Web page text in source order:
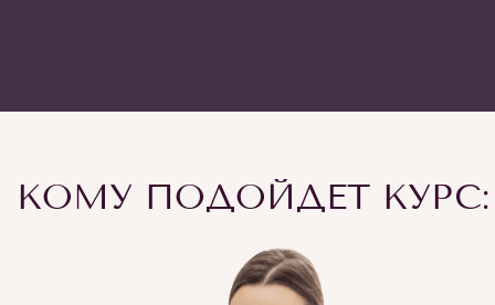
КОМУ ПОДОЙДЕТ КУРС: